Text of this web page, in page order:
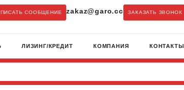
СООБЩЕНИЕ zakaz@garo.cc ЗАКАЗАТЬ ЗВОНОК
ЛИЗИНГ/КРЕДИТ КОМПАНИЯ КОНТАКТЫ